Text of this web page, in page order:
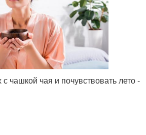
чашкой чая и почувствовать лето -